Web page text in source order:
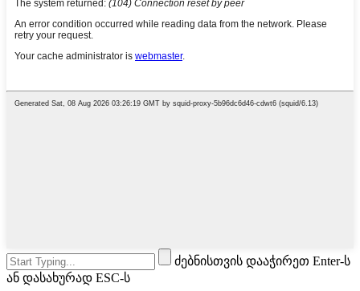
ძებნისთვის დააჭირეთ Enter-ს
ან დასახურად ESC-ს